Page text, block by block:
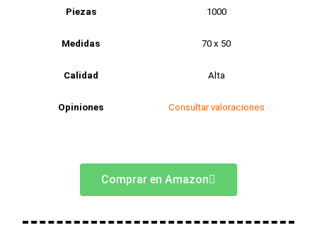
Piezas 1000
Medidas 70 x 50
Calidad Alta
Opiniones Consultar valoraciones
Comprar en Amazon